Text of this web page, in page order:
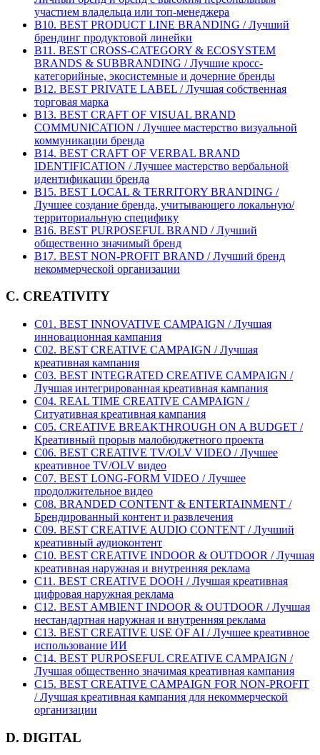
участием владельца или топ-менеджера
B10. BEST PRODUCT LINE BRANDING / Лучший
брендинг продуктовой линейки
B11. BEST CROSS-CATEGORY & ECOSYSTEM
BRANDS & SUBBRANDING / Лучшие кросс-
категорийные, экосистемные и дочерние бренды
B12. BEST PRIVATE LABEL / Лучшая собственная
торговая марка
B13. BEST CRAFT OF VISUAL BRAND
COMMUNICATION / Лучшее мастерство визуальной
коммуникации бренда
B14. BEST CRAFT OF VERBAL BRAND
IDENTIFICATION / Лучшее мастерство вербальной
идентификации бренда
B15. BEST LOCAL & TERRITORY BRANDING /
Лучшее создание бренда, учитывающего локальную/
территориальную специфику
B16. BEST PURPOSEFUL BRAND / Лучший
общественно значимый бренд
B17. BEST NON-PROFIT BRAND / Лучший бренд
некоммерческой организации
C. CREATIVITY
C01. BEST INNOVATIVE CAMPAIGN / Лучшая
инновационная кампания
C02. BEST CREATIVE CAMPAIGN / Лучшая
креативная кампания
C03. BEST INTEGRATED CREATIVE CAMPAIGN /
Лучшая интегрированная креативная кампания
C04. REAL TIME CREATIVE CAMPAIGN /
Ситуативная креативная кампания
C05. CREATIVE BREAKTHROUGH ON A BUDGET /
Креативный прорыв малобюджетного проекта
C06. BEST CREATIVE TV/OLV VIDEO / Лучшее
креативное TV/OLV видео
C07. BEST LONG-FORM VIDEO / Лучшее
продолжительное видео
C08. BRANDED CONTENT & ENTERTAINMENT /
Брендированный контент и развлечения
C09. BEST CREATIVE AUDIO CONTENT / Лучший
креативный аудиоконтент
C10. BEST CREATIVE INDOOR & OUTDOOR / Лучшая
креативная наружная и внутренняя реклама
C11. BEST CREATIVE DOOH / Лучшая креативная
цифровая наружная реклама
C12. BEST AMBIENT INDOOR & OUTDOOR / Лучшая
нестандартная наружная и внутренняя реклама
C13. BEST CREATIVE USE OF AI / Лучшее креативное
использование ИИ
C14. BEST PURPOSEFUL CREATIVE CAMPAIGN /
Лучшая общественно значимая креативная кампания
C15. BEST CREATIVE CAMPAIGN FOR NON-PROFIT
/ Лучшая креативная кампания для некоммерческой
организации
D. DIGITAL